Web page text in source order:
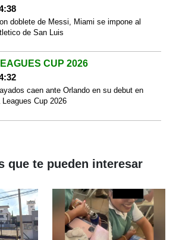
doblete de Messi, Miami se impone al
de San Luis
CUP 2026
caen ante Orlando en su debut en
Leagues Cup 2026
que te pueden interesar